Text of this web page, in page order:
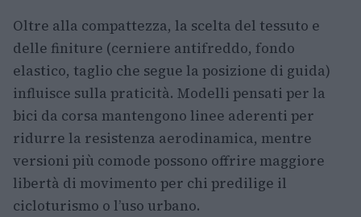
Oltre alla compattezza, la scelta del tessuto e
delle finiture (cerniere antifreddo, fondo
elastico, taglio che segue la posizione di guida)
influisce sulla praticità. Modelli pensati per la
bici da corsa mantengono linee aderenti per
ridurre la resistenza aerodinamica, mentre
versioni più comode possono offrire maggiore
libertà di movimento per chi predilige il
cicloturismo o l’uso urbano.